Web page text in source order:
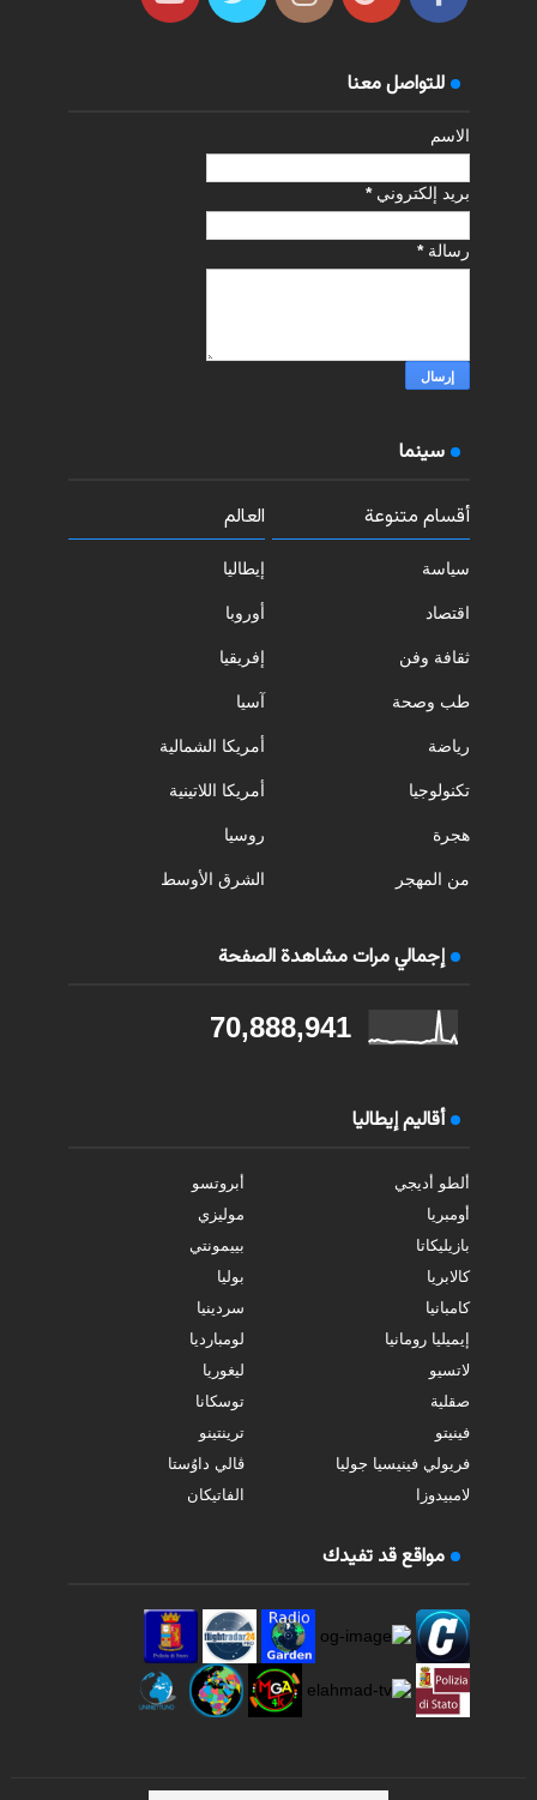
للتواصل معنا
الاسم
بريد إلكتروني*
رسالة*
سينما
أقسام متنوعة
سياسة
اقتصاد
ثقافة وفن
طب وصحة
رياضة
تكنولوجيا
هجرة
من المهجر
العالم
إيطاليا
أوروبا
إفريقيا
آسيا
أمريكا الشمالية
أمريكا اللاتينية
روسيا
الشرق الأوسط
إجمالي مرات مشاهدة الصفحة
70,888,941
أقاليم إيطاليا
ألطو أديجي
أبروتسو
أومبريا
موليزي
بازيليكاتا
بييمونتي
كالابريا
بوليا
كامبانيا
سردينيا
إيميليا رومانيا
لومبارديا
لاتسيو
ليغوريا
صقلية
توسكانا
فينيتو
ترينتينو
فريولي فينيسيا جوليا
ڤالي داوُستا
لامبيدوزا
الفاتيكان
مواقع قد تفيدك